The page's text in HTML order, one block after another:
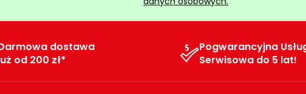
dostawa
od 200 zł*
Pogwarancyjna
Serwisowa do 5 lat!